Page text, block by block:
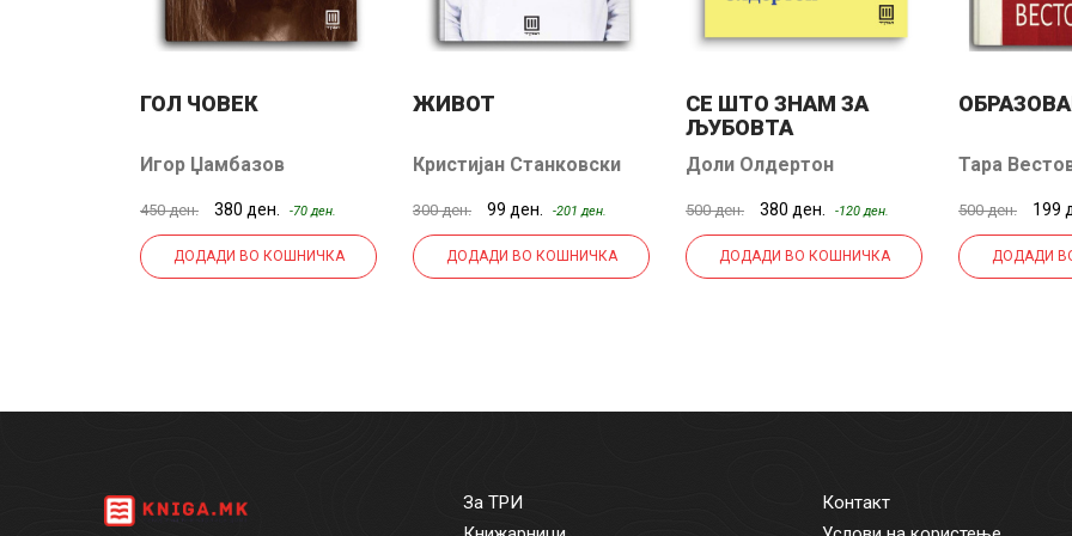
ГОЛ ЧОВЕК
Игор Џамбазов
450 ден. 380 ден. -70 ден.
ДОДАДИ ВО КОШНИЧКА
ЖИВОТ
Кристијан Станковски
300 ден. 99 ден. -201 ден.
ДОДАДИ ВО КОШНИЧКА
СЕ ШТО ЗНАМ ЗА
ЉУБОВТА
Доли Олдертон
500 ден. 380 ден. -120 ден.
ДОДАДИ ВО КОШНИЧКА
Тара
500 ден. 199
ДОДАДИ
За ТРИ
Контакт